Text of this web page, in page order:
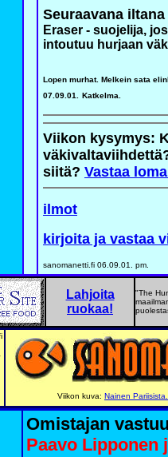
Seuraavana iltana
Eraser - suojelija,
intoutuu hurjaan
Lopen murhat. Melkein sata
07.09.01.
Katkelma.
Viikon kysymys:
siitä? Vastaa
ilmot
kirjoita ja vastaa
sanomanetti.fi 06.09.01. pm.
Lahjoita
ruokaa!
"The
Viikon kuva: Nainen Pariisista.
Omistajan
Paavo